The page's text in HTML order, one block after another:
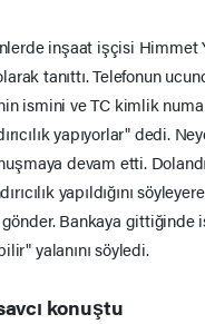
inşaat işçisi Himmet
tanıttı. Telefonun
ismini ve TC kimlik
yapıyorlar" dedi.
devam etti.
yapıldığını
Bankaya gittiğinde
yalanını söyledi.
konuştu